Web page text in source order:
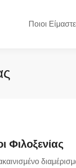
Ποιοι Είμαστε
Φιλοξενίας